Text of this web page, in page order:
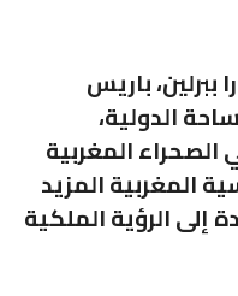
ببرلين، باريس
الدولية،
المغربية
المغربية المزيد
إلى الرؤية الملكية